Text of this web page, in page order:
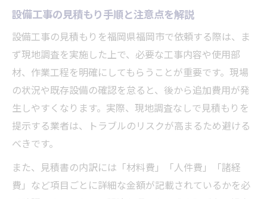
設備工事依頼時の書類準備と確認事項
福岡市の設備工事ガイドライン活用法
設備工事の信頼業者を見極めるポイント
設備工事の見積もりで安心する秘訣
設備工事業者選びで重視すべき基準
設備工事の業者選定で押さえるポイント
設備工事依頼前に評判を事前確認する方法
設備工事の見積もり手順と注意点を解説
設備工事の見積もりを福岡県福岡市で依頼する際は、ま
ず現地調査を実施した上で、必要な工事内容や使用部
材、作業工程を明確にしてもらうことが重要です。現場
の状況や既存設備の確認を怠ると、後から追加費用が発
生しやすくなります。実際、現地調査なしで見積もりを
提示する業者は、トラブルのリスクが高まるため避ける
べきです。
また、見積書の内訳には「材料費」「人件費」「諸経
費」など項目ごとに詳細な金額が記載されているかを必